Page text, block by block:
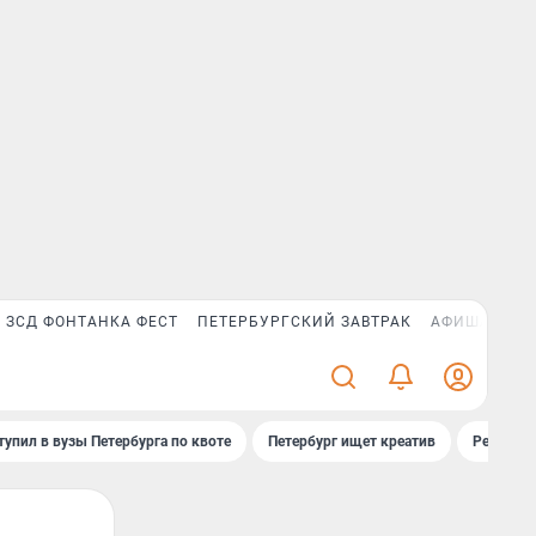
ЗСД ФОНТАНКА ФЕСТ ПЕТЕРБУРГСКИЙ ЗАВТРАК АФИША PLUS
в вузы Петербурга по квоте Петербург ищет креатив